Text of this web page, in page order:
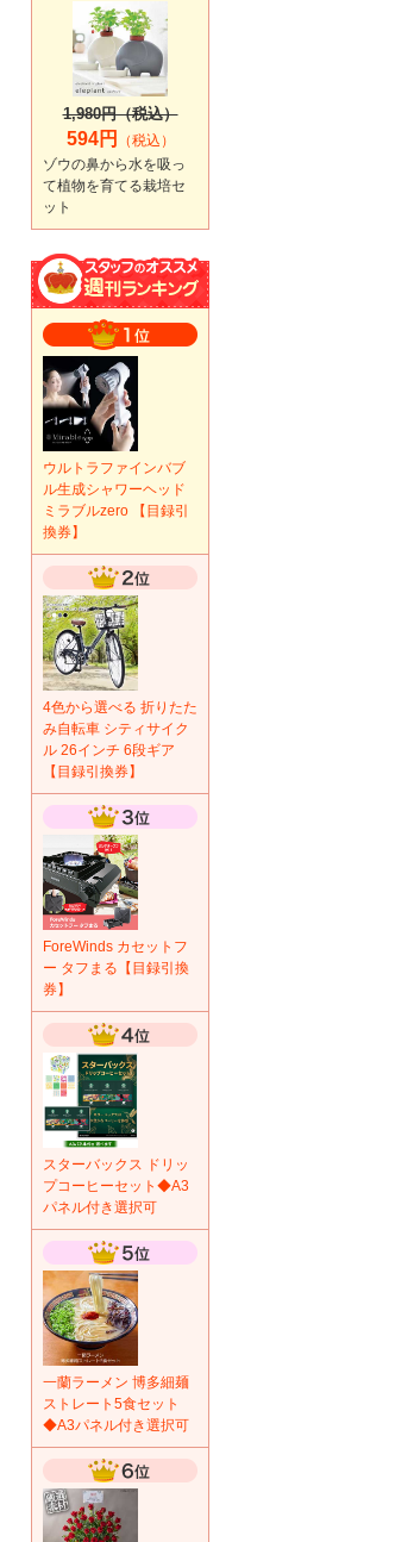
1,980円（税込）
594円
（税込）
ゾウの鼻から水を吸っ
て植物を育てる栽培セ
ット
ウルトラファインバブ
ル生成シャワーヘッド
ミラブルzero 【目録引
換券】
4色から選べる 折りたた
み自転車 シティサイク
ル 26インチ 6段ギア
【目録引換券】
ForeWinds カセットフ
ー タフまる【目録引換
券】
スターバックス ドリッ
プコーヒーセット◆A3
パネル付き選択可
一蘭ラーメン 博多細麺
ストレート5食セット
◆A3パネル付き選択可